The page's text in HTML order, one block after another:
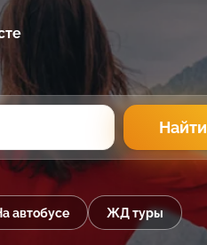
Найти
автобусе ЖД туры